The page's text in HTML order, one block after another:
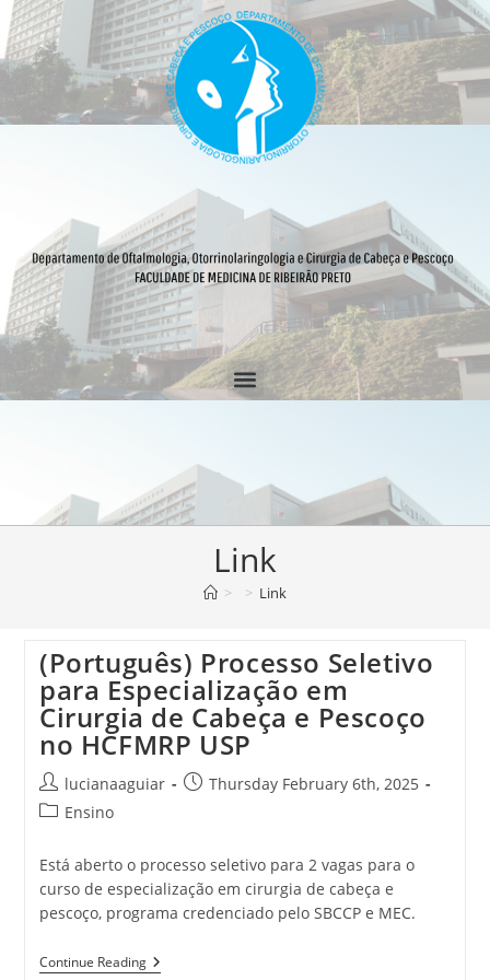
Link
> > Link
(Português) Processo Seletivo
para Especialização em
Cirurgia de Cabeça e Pescoço
no HCFMRP USP
lucianaaguiar
Thursday February 6th, 2025
Ensino
Está aberto o processo seletivo para 2 vagas para o
curso de especialização em cirurgia de cabeça e
pescoço, programa credenciado pelo SBCCP e MEC.
Continue Reading